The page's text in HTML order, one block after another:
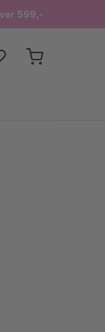
599,-